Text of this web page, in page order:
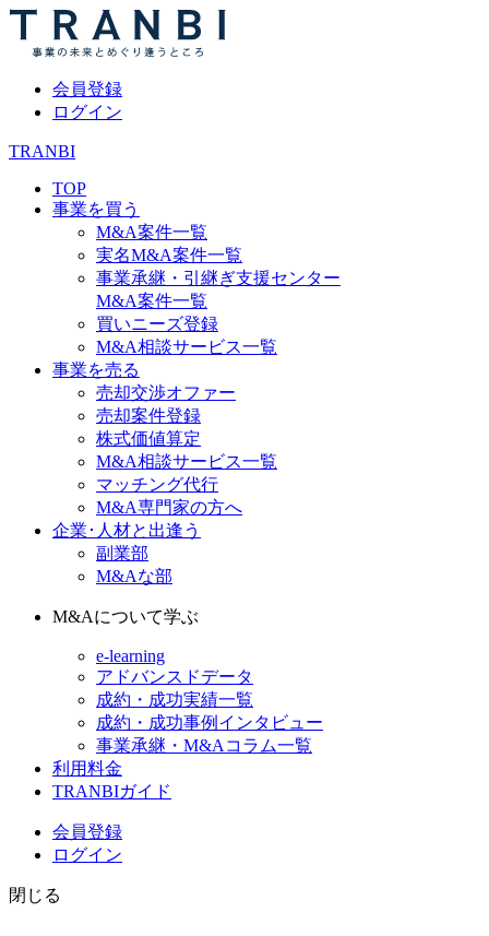
会員登録
ログイン
TRANBI
TOP
事業を買う
M&A案件一覧
実名M&A案件一覧
事業承継・引継ぎ支援センター
M&A案件一覧
買いニーズ登録
M&A相談サービス一覧
事業を売る
売却交渉オファー
売却案件登録
株式価値算定
M&A相談サービス一覧
マッチング代行
M&A専門家の方へ
企業･人材と出逢う
副業部
M&Aな部
M&Aについて学ぶ
e-learning
アドバンスドデータ
成約・成功実績一覧
成約・成功事例インタビュー
事業承継・M&Aコラム一覧
利用料金
TRANBIガイド
会員登録
ログイン
閉じる